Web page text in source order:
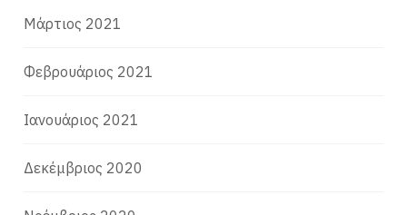
Μάρτιος 2021
Φεβρουάριος 2021
Ιανουάριος 2021
Δεκέμβριος 2020